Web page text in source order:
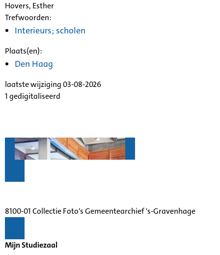
Hovers, Esther
Trefwoorden:
Interieurs; scholen
Plaats(en):
Den Haag
laatste wijziging 03-08-2026
1 gedigitaliseerd
8100-01 Collectie Foto's Gemeentearchief 's-Gravenhage
Mijn Studiezaal